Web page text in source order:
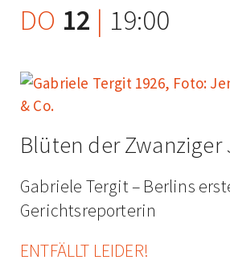
DO 12 | 19:00
Blüten der Zwanziger
Gabriele Tergit – Berlins
Gerichtsreporterin
ENTFÄLLT LEIDER!